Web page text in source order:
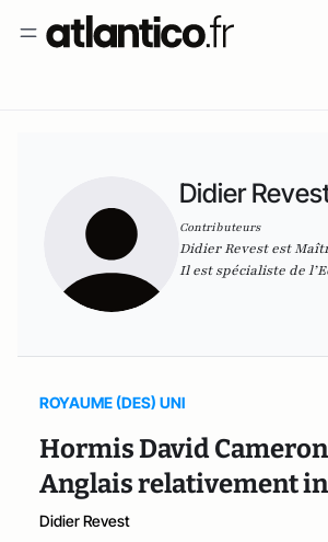
Didier
Contributeurs
Didier Revest est
Il est spécialiste de
ROYAUME (DES) UNI
Hormis David
Anglais relativement
Didier Revest